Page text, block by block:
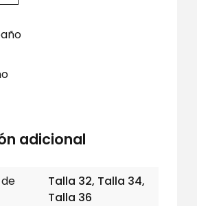
adicional
Talla 32, Talla 34,
Talla 36